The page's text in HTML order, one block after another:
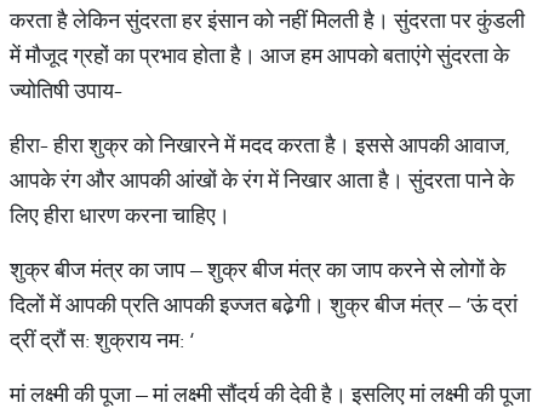
करता है लेकिन सुंदरता हर इंसान को नहीं मिलती है। सुंदरता पर कुंडली
में मौजूद ग्रहों का प्रभाव होता है। आज हम आपको बताएंगे सुंदरता के
ज्योतिषी उपाय-
हीरा- हीरा शुक्र को निखारने में मदद करता है। इससे आपकी आवाज,
आपके रंग और आपकी आंखों के रंग में निखार आता है। सुंदरता पाने के
लिए हीरा धारण करना चाहिए।
शुक्र बीज मंत्र का जाप – शुक्र बीज मंत्र का जाप करने से लोगों के
दिलों में आपकी प्रति आपकी इज्जत बढे़गी। शुक्र बीज मंत्र – ‘ऊं द्रां
द्रीं द्रौं स: शुक्राय नम: ‘
मां लक्ष्मी की पूजा – मां लक्ष्मी सौंदर्य की देवी है। इसलिए मां लक्ष्मी की पूजा